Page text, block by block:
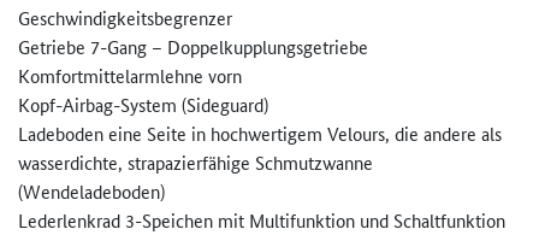
Geschwindigkeitsbegrenzer
Getriebe 7-Gang – Doppelkupplungsgetriebe
Komfortmittelarmlehne vorn
Kopf-Airbag-System (Sideguard)
Ladeboden eine Seite in hochwertigem Velours, die andere als
wasserdichte, strapazierfähige Schmutzwanne
(Wendeladeboden)
Lederlenkrad 3-Speichen mit Multifunktion und Schaltfunktion